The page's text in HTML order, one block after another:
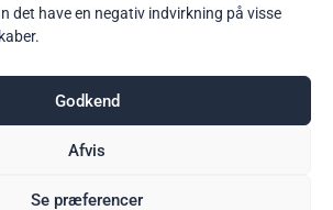
det have en negativ indvirkning på visse
Godkend
Afvis
Se præferencer